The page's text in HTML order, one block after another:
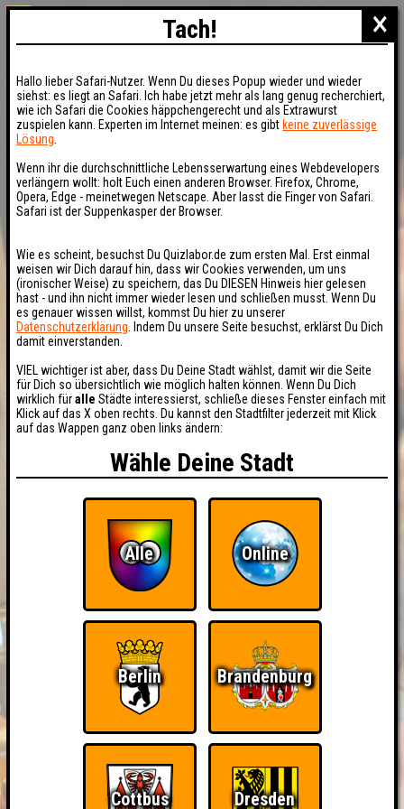
×
Tach!
Hallo lieber Safari-Nutzer. Wenn Du dieses Popup wieder und wieder
siehst: es liegt an Safari. Ich habe jetzt mehr als lang genug recherchiert,
wie ich Safari die Cookies häppchengerecht und als Extrawurst
zuspielen kann. Experten im Internet meinen: es gibt keine zuverlässige
Lösung
Wenn ihr die durchschnittliche Lebensserwartung eines Webdevelopers
verlängern wollt: holt Euch einen anderen Browser. Firefox, Chrome,
Opera, Edge - meinetwegen Netscape. Aber lasst die Finger von Safari.
Safari ist der Suppenkasper der Browser.
Wie es scheint, besuchst Du Quizlabor.de zum ersten Mal. Erst einmal
weisen wir Dich darauf hin, dass wir Cookies verwenden, um uns
(ironischer Weise) zu speichern, das Du DIESEN Hinweis hier gelesen
hast - und ihn nicht immer wieder lesen und schließen musst. Wenn Du
es genauer wissen willst, kommst Du hier zu unserer
Datenschutzerklärung . Indem Du unsere Seite besuchst, erklärst Du Dich
damit einverstanden.
VIEL wichtiger ist aber, dass Du Deine Stadt wählst, damit wir die Seite
für Dich so übersichtlich wie möglich halten können. Wenn Du Dich
wirklich füralle Städte interessierst, schließe dieses Fenster einfach mit
Klick auf das X oben rechts. Du kannst den Stadtfilter jederzeit mit Klick
auf das Wappen ganz oben links ändern:
Wähle Deine Stadt
Alle Online
Berlin Brandenburg
Cottbus Dresden